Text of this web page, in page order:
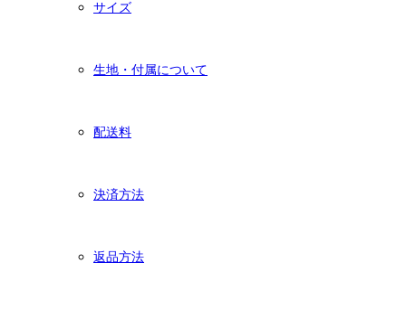
サイズ
生地・付属について
配送料
決済方法
返品方法